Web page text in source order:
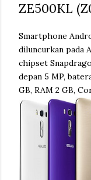
ZE500KL
Smartphone
diluncurkan pada
chipset
depan 5 MP,
GB, RAM 2 GB,